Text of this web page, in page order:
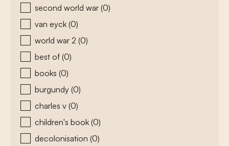
second world war (0)
van eyck (0)
world war 2 (0)
best of (0)
books (0)
burgundy (0)
charles v (0)
children's book (0)
decolonisation (0)